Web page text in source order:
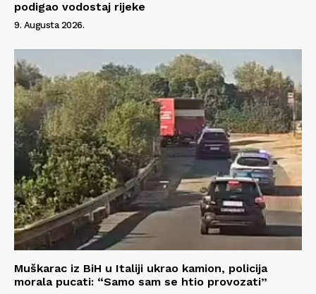
podigao vodostaj rijeke
9. Augusta 2026.
Muškarac iz BiH u Italiji ukrao kamion, policija
morala pucati: “Samo sam se htio provozati”